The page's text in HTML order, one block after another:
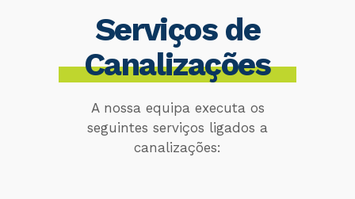
Serviços de
Canalizações
A nossa equipa executa os
seguintes serviços ligados a
canalizações: